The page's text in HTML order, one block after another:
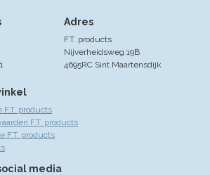
F.T. products
F.T. products
F.T. products
media
Adres
F.T. products
Nijverheidsweg 19B
4695RC Sint Maartensdijk